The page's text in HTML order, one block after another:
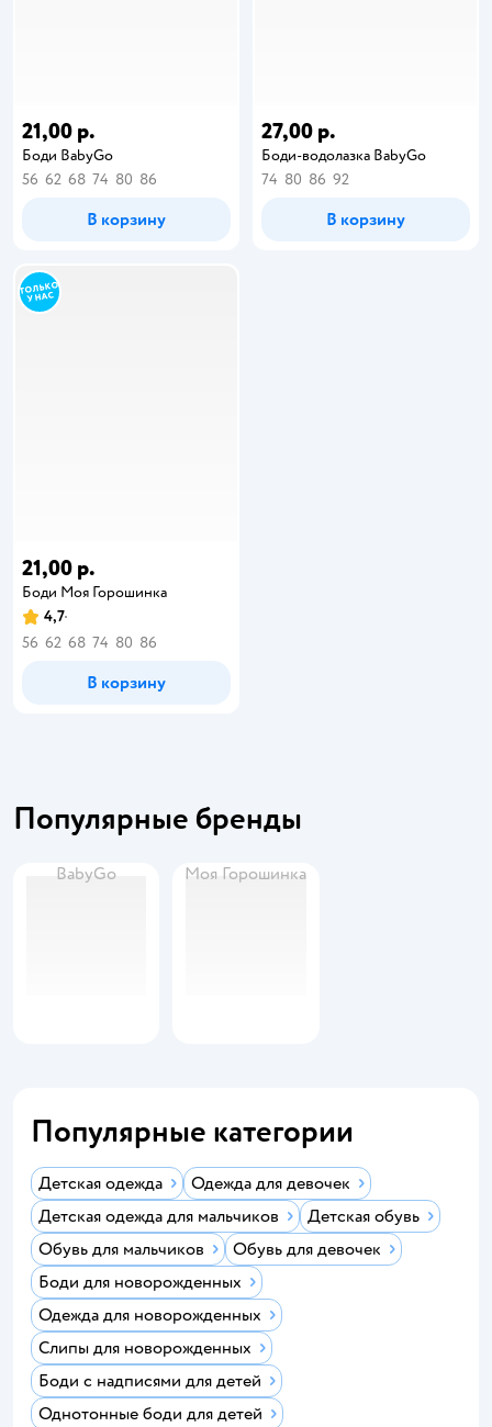
21,00 р.
Боди BabyGo
56 62 68 74 80 86
В корзину
27,00 р.
Боди-водолазка BabyGo
74 80 86 92
В корзину
21,00 р.
Боди Моя Горошинка
4,7
56 62 68 74 80 86
В корзину
Популярные бренды
BabyGo Моя Горошинка
Популярные категории
Детская одежда
Одежда для девочек
Детская одежда для мальчиков
Детская обувь
Обувь для мальчиков
Обувь для девочек
Боди для новорожденных
Одежда для новорожденных
Слипы для новорожденных
Боди с надписями для детей
Однотонные боди для детей